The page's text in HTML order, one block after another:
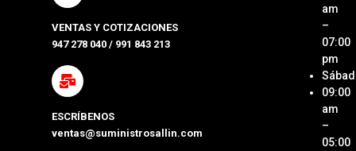
VENTAS Y COTIZACIONES
947 278 040 / 991 843 213
ESCRÍBENOS
ventas@suministrosallin.com
y Pcs
Ubica
Tienda
de
am
–
07:00
pm
09:00
am
–
05:00